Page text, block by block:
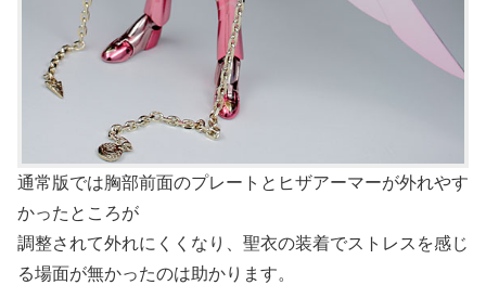
通常版では胸部前面のプレートとヒザアーマーが外れやす
かったところが
調整されて外れにくくなり、聖衣の装着でストレスを感じ
る場面が無かったのは助かります。